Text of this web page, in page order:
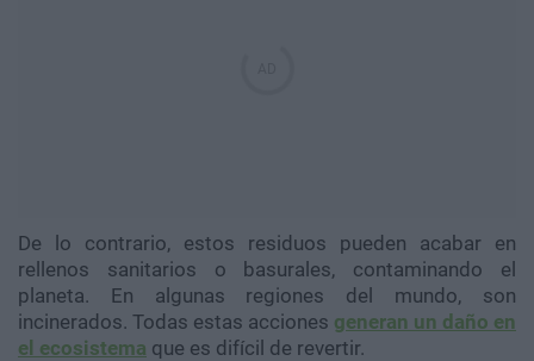
De lo contrario, estos residuos pueden acabar en
rellenos sanitarios o basurales, contaminando el
planeta. En algunas regiones del mundo, son
incinerados. Todas estas acciones generan un daño en
el ecosistema que es difícil de revertir.